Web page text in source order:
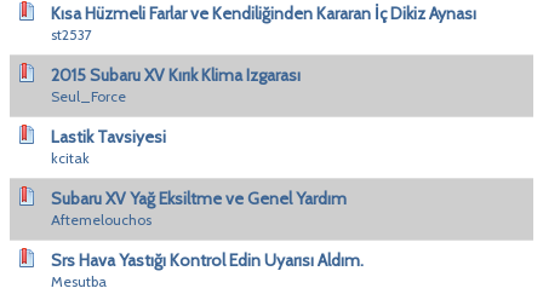
Kısa Hüzmeli Farlar ve Kendiliğinden Kararan İç Dikiz Aynası
st2537
2015 Subaru XV Kırık Klima Izgarası
Seul_Force
Lastik Tavsiyesi
kcitak
Subaru XV Yağ Eksiltme ve Genel Yardım
Aftemelouchos
Srs Hava Yastığı Kontrol Edin Uyarısı Aldım.
Mesutba